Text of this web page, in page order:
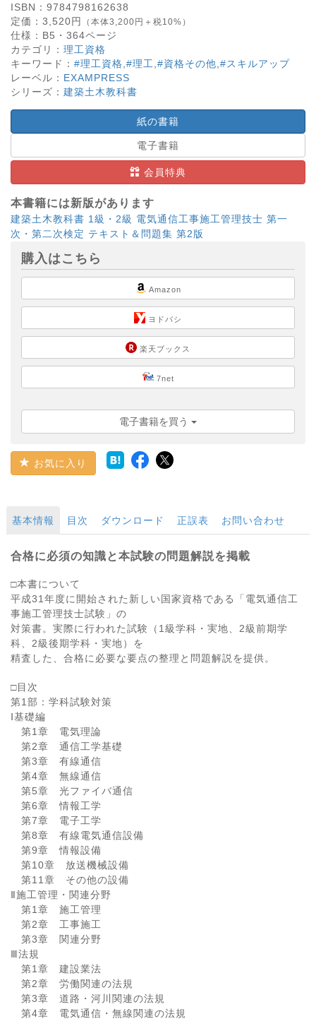
ISBN： 9784798162638
定価： 3,520円 （本体3,200円＋税10%）
仕様： B5・ 364ページ
カテゴリ： 理工資格
キーワード： #理工資格 #理工 #資格その他 #スキルアップ
レーベル： EXAMPRESS
シリーズ： 建築土木教科書
紙の書籍
電子書籍
会員特典
本書籍には新版があります
建築土木教科書 1級・2級 電気通信工事施工管理技士 第一
次・第二次検定 テキスト＆問題集 第2版
購入はこちら
Amazon
ヨドバシ
楽天ブックス
7net
電子書籍を買う
お気に入り
基本情報 目次 ダウンロード 正誤表 お問い合わせ
合格に必須の知識と本試験の問題解説を掲載
□本書について
平成31年度に開始された新しい国家資格である「電気通信工
事施工管理技士試験」の
対策書。実際に行われた試験（1級学科・実地、2級前期学
科、2級後期学科・実地）を
精査した、合格に必要な要点の整理と問題解説を提供。
□目次
第1部：学科試験対策
Ⅰ基礎編
第1章 電気理論
第2章 通信工学基礎
第3章 有線通信
第4章 無線通信
第5章 光ファイバ通信
第6章 情報工学
第7章 電子工学
第8章 有線電気通信設備
第9章 情報設備
第10章 放送機械設備
第11章 その他の設備
Ⅱ施工管理・関連分野
第1章 施工管理
第2章 工事施工
第3章 関連分野
Ⅲ法規
第1章 建設業法
第2章 労働関連の法規
第3章 道路・河川関連の法規
第4章 電気通信・無線関連の法規